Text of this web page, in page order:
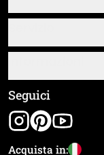
Chi siamo
Istruzioni di
Panoramica dei
Tracciamento
Termini e
Note legali
Seguici
Acquista in: